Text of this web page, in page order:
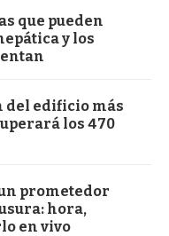
que pueden
y los
del edificio más
los 470
prometedor
hora,
en vivo